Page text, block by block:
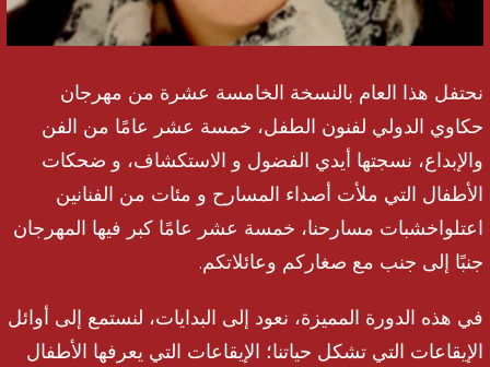
نحتفل هذا العام بالنسخة الخامسة عشرة من مهرجان
حكاوي الدولي لفنون الطفل، خمسة عشر عامًا من الفن
والإبداع، نسجتها أيدي الفضول و الاستكشاف، و ضحكات
الأطفال التي ملأت أصداء المسارح و مئات من الفنانين
اعتلواخشبات مسارحنا، خمسة عشر عامًا كبر فيها المهرجان
جنبًا إلى جنب مع صغاركم وعائلاتكم.
في هذه الدورة المميزة، نعود إلى البدايات، لنستمع إلى أوائل
الإيقاعات التي تشكل حياتنا؛ الإيقاعات التي يعرفها الأطفال